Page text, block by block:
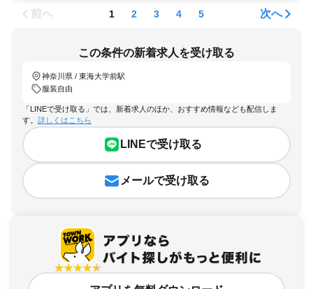
前へ 1 2 3 4 5 次へ
この条件の新着求人を受け取る
神奈川県 / 東海大学前駅
服装自由
「LINEで受け取る」では、新着求人のほか、おすすめ情報なども配信しま
す。 詳しくはこちら
LINEで受け取る
メールで受け取る